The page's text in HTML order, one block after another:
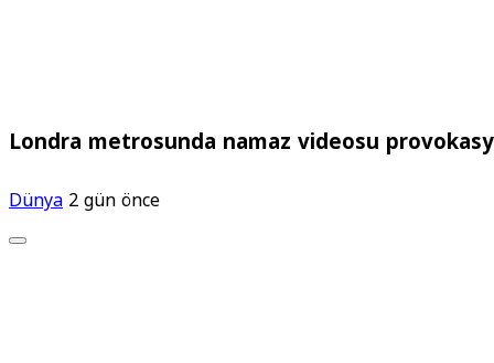
Londra metrosunda namaz videosu
Dünya2 gün önce